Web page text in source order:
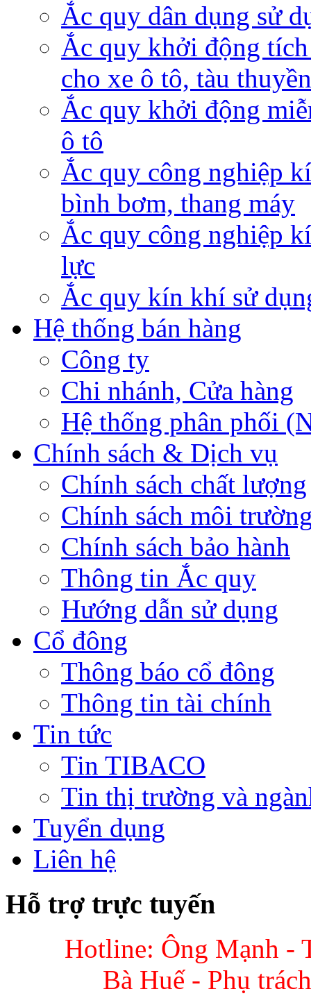
Ắc quy dân dụng sử
Ắc quy khởi động
cho xe ô tô, tàu thuyền
Ắc quy khởi động
ô tô
Ắc quy công nghiệp
bình bơm, thang máy
Ắc quy công nghiệp
lực
Ắc quy kín khí sử
Hệ thống bán hàng
Công ty
Chi nhánh, Cửa hàng
Hệ thống phân phối
Chính sách & Dịch vụ
Chính sách chất lượng
Chính sách môi
Chính sách bảo hành
Thông tin Ắc quy
Hướng dẫn sử dụng
Cổ đông
Thông báo cổ đông
Thông tin tài chính
Tin tức
Tin TIBACO
Tin thị trường và
Tuyển dụng
Liên hệ
Hỗ trợ trực tuyến
Hotline: Ông Mạnh -
Bà Huế - Phụ